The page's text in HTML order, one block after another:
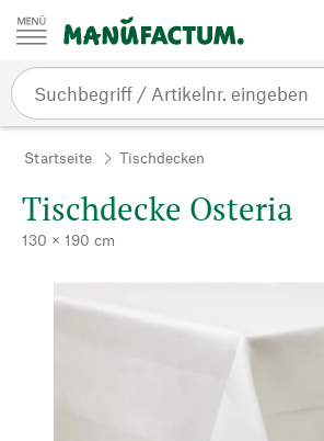
Zum Inhalt springen
Startseite Tischdecken
Tischdecke Osteria
130 × 190 cm